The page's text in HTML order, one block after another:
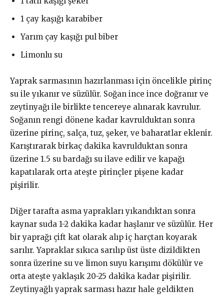
1 çay kaşığı karabiber
Yarım çay kaşığı pul biber
Limonlu su
Yaprak sarmasının hazırlanması için öncelikle pirinç
su ile yıkanır ve süzülür. Soğan ince ince doğranır ve
zeytinyağı ile birlikte tencereye alınarak kavrulur.
Soğanın rengi dönene kadar kavrulduktan sonra
üzerine pirinç, salça, tuz, şeker, ve baharatlar eklenir.
Karıştırarak birkaç dakika kavrulduktan sonra
üzerine 1.5 su bardağı su ilave edilir ve kapağı
kapatılarak orta ateşte pirinçler pişene kadar
pişirilir.
Diğer tarafta asma yaprakları yıkandıktan sonra
kaynar suda 1-2 dakika kadar haşlanır ve süzülür. Her
bir yaprağı çift kat olarak alıp iç harçtan koyarak
sarılır. Yapraklar sıkıca sarılıp üst üste dizildikten
sonra üzerine su ve limon suyu karışımı dökülür ve
orta ateşte yaklaşık 20-25 dakika kadar pişirilir.
Zeytinyağlı yaprak sarması hazır hale geldikten